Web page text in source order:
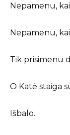
Nepamenu,
Nepamenu,
Tik prisimenu
O Katė staiga
Išbalo.